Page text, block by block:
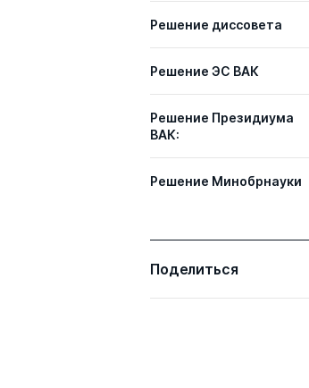
Решение диссовета
Решение ЭС ВАК
Решение Президиума
ВАК:
Решение Минобрнауки
Поделиться